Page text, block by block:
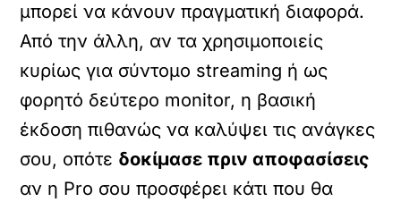
μπορεί να κάνουν πραγματική διαφορά.
Από την άλλη, αν τα χρησιμοποιείς
κυρίως για σύντομο streaming ή ως
φορητό δεύτερο monitor, η βασική
έκδοση πιθανώς να καλύψει τις ανάγκες
σου, οπότε δοκίμασε πριν αποφασίσεις
αν η Pro σου προσφέρει κάτι που θα